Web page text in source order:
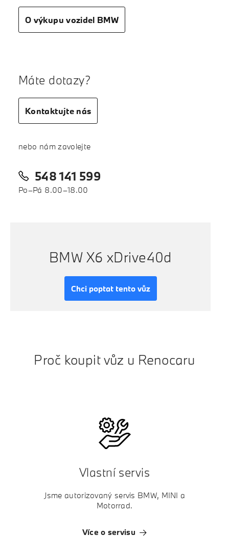
O výkupu vozidel BMW
Máte dotazy?
Kontaktujte nás
nebo nám zavolejte
548 141 599
Po–Pá 8.00–18.00
BMW X6 xDrive40d
Chci poptat tento vůz
Proč koupit vůz u Renocaru
Vlastní servis
Jsme autorizovaný servis BMW, MINI a
Motorrad.
Více o servisu